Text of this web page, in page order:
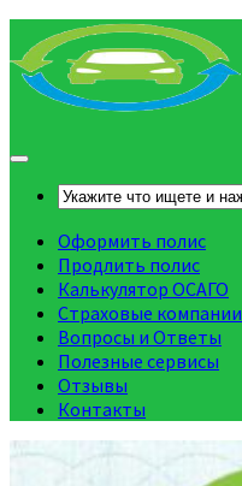
Оформить полис
Продлить полис
Калькулятор ОСАГО
Страховые компании
Вопросы и Ответы
Полезные сервисы
Отзывы
Контакты